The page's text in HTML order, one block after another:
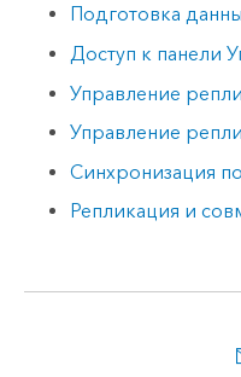
Подготовка
Доступ к панели
Управление
Управление
Синхронизация
Репликация и